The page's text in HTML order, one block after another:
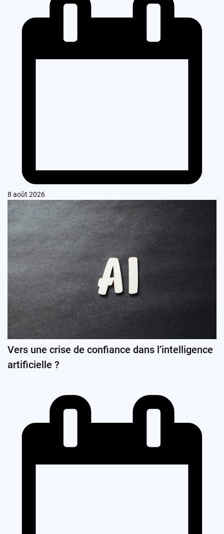
8 août 2026
Vers une crise de confiance dans l’intelligence
artificielle ?